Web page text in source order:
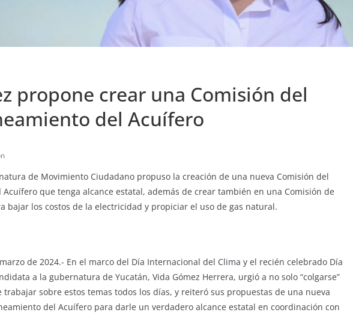
propone crear una Comisión del
del Acuífero
de Movimiento Ciudadano propuso la creación de una nueva Comisión del
Acuífero que tenga alcance estatal, además de crear también en una Comisión de
bajar los costos de la electricidad y propiciar el uso de gas natural.
de 2024.- En el marco del Día Internacional del Clima y el recién celebrado Día
a la gubernatura de Yucatán, Vida Gómez Herrera, urgió a no solo “colgarse”
sobre estos temas todos los días, y reiteró sus propuestas de una nueva
del Acuífero para darle un verdadero alcance estatal en coordinación con